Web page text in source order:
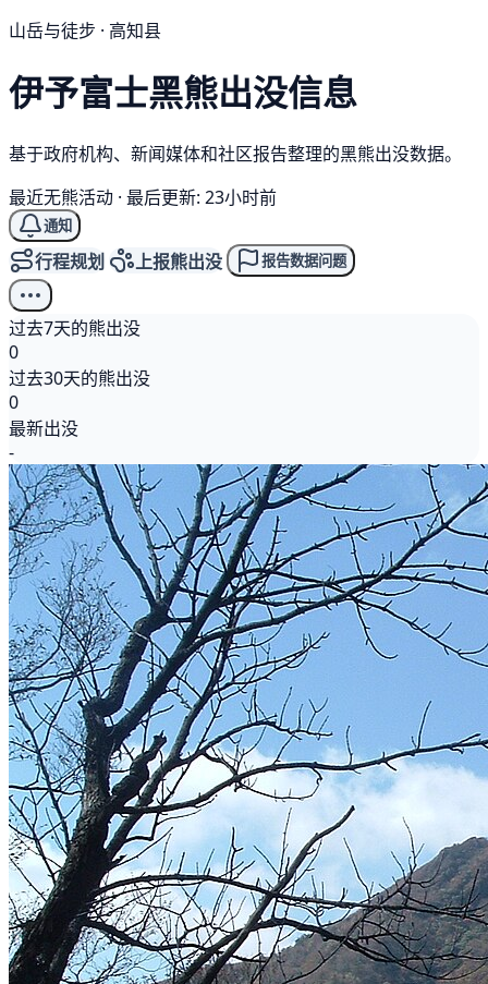
山岳与徒步 · 高知县
伊予富士黑熊出没信息
基于政府机构、新闻媒体和社区报告整理的黑熊出没数据。
最近无熊活动 · 最后更新: 23小时前
通知
行程规划 上报熊出没 报告数据问题
过去7天的熊出没
0
过去30天的熊出没
0
最新出没
-